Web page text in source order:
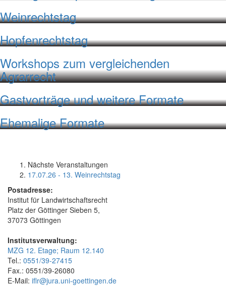
Weinrechtstag
Hopfenrechtstag
Workshops zum vergleichenden
Agrarrecht
Gastvorträge und weitere Formate
Ehemalige Formate
Nächste Veranstaltungen
17.07.26 - 13. Weinrechtstag
Postadresse:
Institut für Landwirtschaftsrecht
Platz der Göttinger Sieben 5,
37073 Göttingen
Institutsverwaltung:
MZG 12. Etage; Raum 12.140
Tel.: 0551/39-27415
Fax.: 0551/39-26080
E-Mail: iflr@jura.uni-goettingen.de